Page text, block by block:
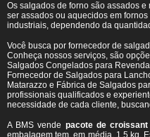
Os salgados de forno são assados
ser assados ou aquecidos em
industriais, dependendo da
Você busca por fornecedor de
Conheça nossos serviços, são
Salgados Congelados para
Fornecedor de Salgados para
Matarazzo e Fábrica de Salgados
profissionais qualificados e
necessidade de cada cliente,
A BMS vende pacote de croissant
embalagem tem, em média, 1,5 kg.